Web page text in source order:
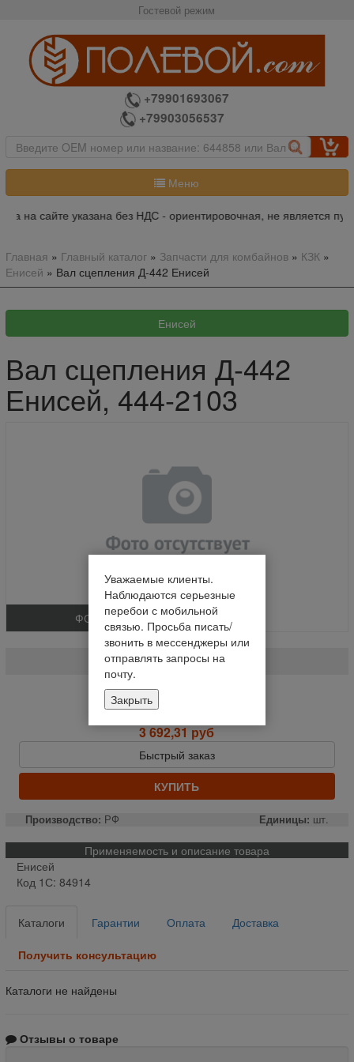
Гостевой режим
+79901693067
+79903056537
Меню
на сайте указана без НДС - ориентировочная, не является
Главная » Главный каталог» Запчасти для комбайнов» КЗК »
Енисей » Вал сцепления Д-442 Енисей
Вал сцепления Д-442
Енисей, 444-2103
ФОТО
Вал сцепления Д-442 Енисей
444-2103
На складе
3 692,31 руб
Быстрый заказ
КУПИТЬ
Производство: РФ Единицы: шт.
Применяемость и описание товара
Енисей
Код 1С: 84914
Каталоги Гарантии Оплата Доставка
Получить консультацию
Каталоги не найдены
Отзывы о товаре
Уважаемые клиенты.
Наблюдаются серьезные
перебои с мобильной
связью. Просьба писать/
звонить в мессенджеры или
отправлять запросы на
почту.
Закрыть